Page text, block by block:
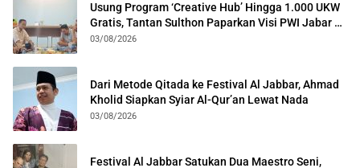
Usung Program ‘Creative Hub’ Hingga 1.000 UKW
Gratis, Tantan Sulthon Paparkan Visi PWI Jabar di
Kota Bogor
03/08/2026
Dari Metode Qitada ke Festival Al Jabbar, Ahmad
Kholid Siapkan Syiar Al-Qur’an Lewat Nada
03/08/2026
Festival Al Jabbar Satukan Dua Maestro Seni,